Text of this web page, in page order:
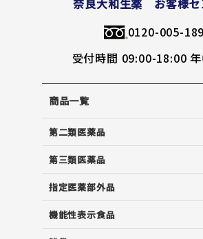
0120-005-189
受付時間 09:00-18:00
商品一覧
第二類医薬品
第三類医薬品
指定医薬部外品
機能性表示食品